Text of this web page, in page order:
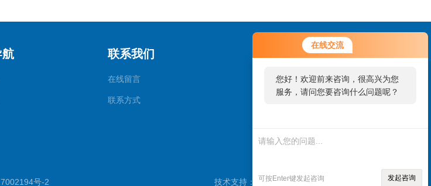
在线交流
您好！欢迎前来咨询，很高兴为您
服务，请问您要咨询什么问题呢？
可按Enter键发起咨询 发起咨询
航 联系我们
在线留言
联系方式
扫一扫，添加微信
号-2 技术支持： 环保在线 管理登陆 sitemap.xml